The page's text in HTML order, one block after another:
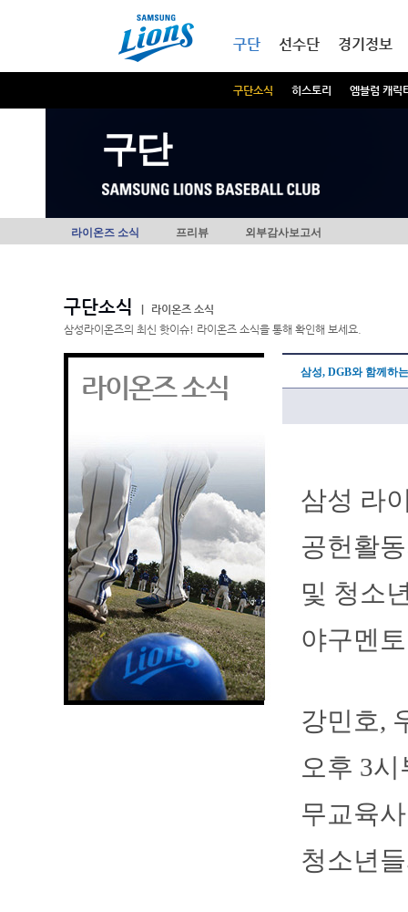
구단
구단소식 히스토리 엠블럼 캐릭
선수단 경기정보
구단
라이온즈 소식 프리뷰 외부감사보고서
구단소식
라이온즈 소식
삼성라이온즈의 최신 핫이슈! 라이온즈 소식을 통해 확인해 보세요.
라이온즈 소식 삼성, DGB와 함께하
삼성 라
공헌활
및 청소
야구멘
강민호,
오후 3
무교육
청소년